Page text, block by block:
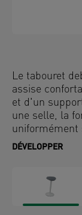
Le tabouret
assise
et d'un
une selle, la
uniformément
rembourrage
être utilisée
qui vous
une
DÉVELOPPER